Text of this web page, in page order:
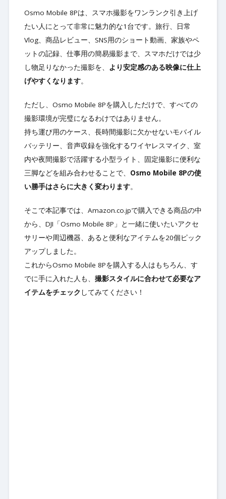
Osmo Mobile 8Pは、スマホ撮影をワンランク引き上げ
たい人にとって非常に魅力的な1台です。旅行、日常
Vlog、商品レビュー、SNS用のショート動画、家族やペ
ットの記録、仕事用の簡易撮影まで、スマホだけでは少
し物足りなかった撮影を、 より安定感のある映像に仕上
げやすくなります。
ただし、Osmo Mobile 8Pを購入しただけで、すべての
撮影環境が完璧になるわけではありません。
持ち運び用のケース、長時間撮影に欠かせないモバイル
バッテリー、音声収録を強化するワイヤレスマイク、室
内や夜間撮影で活躍する小型ライト、固定撮影に便利な
三脚などを組み合わせることで、 Osmo Mobile 8Pの使
い勝手はさらに大きく変わります。
そこで本記事では、Amazon.co.jpで購入できる商品の中
から、DJI「Osmo Mobile 8P」と一緒に使いたいアクセ
サリーや周辺機器、あると便利なアイテムを20個ピック
アップしました。
これからOsmo Mobile 8Pを購入する人はもちろん、す
でに手に入れた人も、 撮影スタイルに合わせて必要なア
イテムをチェック してみてください！